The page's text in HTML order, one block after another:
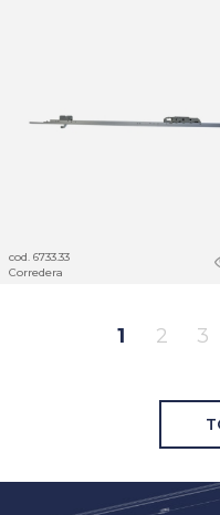
cod. 6733.33
Corredera
1 2 3